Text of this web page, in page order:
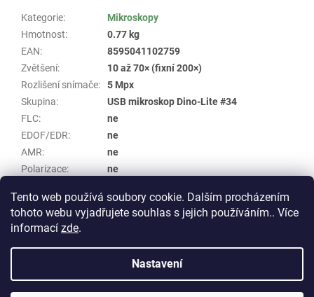
Tento web používá soubory cookie. Dalším procházením
tohoto webu vyjadřujete souhlas s jejich používáním.. Více
informací zde.
Nastavení
Kategorie:
Mikroskopy
Hmotnost:
0.77 kg
EAN:
8595041102759
Zvětšení:
10 až 70× (fixní 200×)
Rozlišení snímače:
5 Mpx
Skupina:
USB mikroskop Dino-Lite #34
FLC:
ne
EDOF/EDR:
ne
AMR:
ne
Polarizace:
ne